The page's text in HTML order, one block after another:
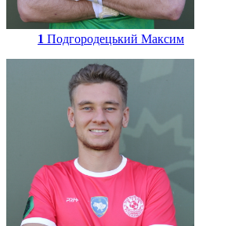
1 Подгородецький Максим